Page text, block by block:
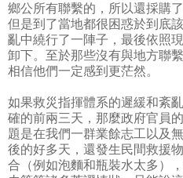
鄉公所有聯繫的，所以還採購
但是到了當地都很困惑於到底
亂中繞行了一陣子，最後依照
卸下。至於那些沒有與地方聯
相信他們一定感到更茫然。
如果救災指揮體系的遲緩和紊
確的前兩三天，那麼政府官員
題是在我們一群業餘志工以及
後的好多天，還發生民間救援
合（例如泡麵和瓶裝水太多）